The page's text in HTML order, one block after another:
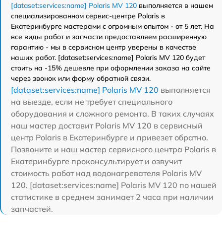
[dataset:services:name] Polaris MV 120 выполняется в нашем
специализированном сервис-центре Polaris в
Екатеринбурге мастерами с огромным опытом - от 5 лет. На
все виды работ и запчасти предоставляем расширенную
гарантию - мы в сервисном центр уверены в качестве
наших работ. [dataset:services:name] Polaris MV 120 будет
стоить на -15% дешевле при оформлении заказа на сайте
через звонок или форму обратной связи.
[dataset:services:name] Polaris MV 120 выполняется
на выезде, если не требует специального
оборудования и сложного ремонта. В таких случаях
наш мастер доставит Polaris MV 120 в сервисный
центр Polaris в Екатеринбурге и привезет обратно.
Позвоните и наш мастер сервисного центра Polaris в
Екатеринбурге проконсультирует и озвучит
стоимость работ над водонагревателя Polaris MV
120. [dataset:services:name] Polaris MV 120 по нашей
статистике в среднем занимает 2 часа при наличии
запчастей.